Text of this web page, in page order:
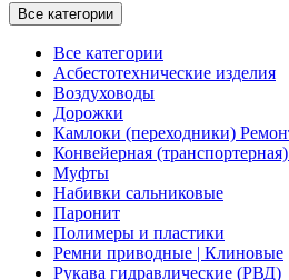
Все категории
Все категории
Асбестотехнические изделия
Воздуховоды
Дорожки
Камлоки (переходники)
Конвейерная
Муфты
Набивки сальниковые
Паронит
Полимеры и пластики
Ремни приводные | Клиновые
Рукава гидравлические (РВД)